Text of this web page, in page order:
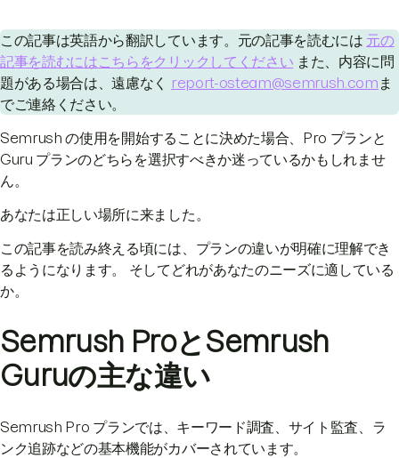
この記事は英語から翻訳しています。元の記事を読むには 元の
記事を読むにはこちらをクリックしてください また、内容に問
題がある場合は、遠慮なく
report-osteam@semrush.com ま
でご連絡ください。
Semrush の使用を開始することに決めた場合、Pro プランと
Guru プランのどちらを選択すべきか迷っているかもしれませ
ん。
あなたは正しい場所に来ました。
この記事を読み終える頃には、プランの違いが明確に理解でき
るようになります。 そしてどれがあなたのニーズに適している
か。
Semrush ProとSemrush
Guruの主な違い
Semrush Pro プランでは、キーワード調査、サイト監査、ラ
ンク追跡などの基本機能がカバーされています。